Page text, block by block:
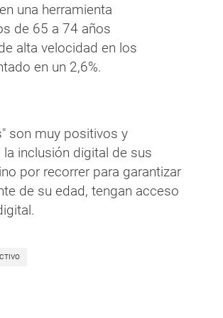
una herramienta
de 65 a 74 años
alta velocidad en los
en un 2,6%.
son muy positivos y
inclusión digital de sus
por recorrer para garantizar
de su edad, tengan acceso